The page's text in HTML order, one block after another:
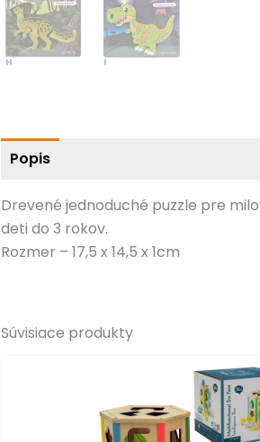
Popis
Drevené jednoduché puzzle pre
deti do 3 rokov.
Rozmer – 17,5 x 14,5 x 1cm
Súvisiace produkty